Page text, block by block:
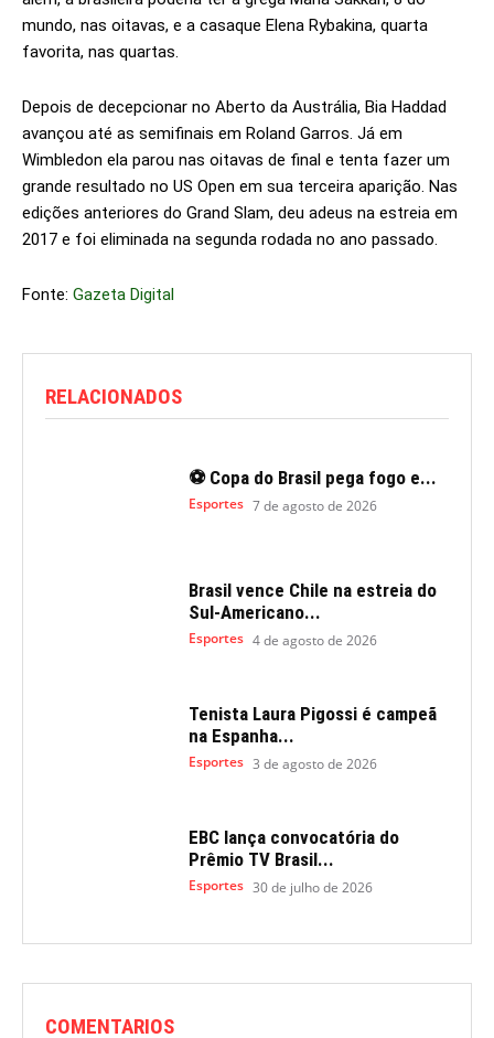
mundo, nas oitavas, e a casaque Elena Rybakina, quarta
favorita, nas quartas.
Depois de decepcionar no Aberto da Austrália, Bia Haddad
avançou até as semifinais em Roland Garros. Já em
Wimbledon ela parou nas oitavas de final e tenta fazer um
grande resultado no US Open em sua terceira aparição. Nas
edições anteriores do Grand Slam, deu adeus na estreia em
2017 e foi eliminada na segunda rodada no ano passado.
Fonte: Gazeta Digital
RELACIONADOS
⚽ Copa do Brasil pega fogo e...
Esportes 7 de agosto de 2026
Brasil vence Chile na estreia do
Sul-Americano...
Esportes 4 de agosto de 2026
Tenista Laura Pigossi é campeã
na Espanha...
Esportes 3 de agosto de 2026
EBC lança convocatória do
Prêmio TV Brasil...
Esportes 30 de julho de 2026
COMENTARIOS